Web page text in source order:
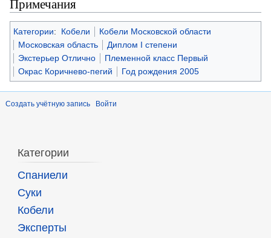
Примечания
Категории: Кобели
Кобели Московской области
Московская область
Диплом I степени
Экстерьер Отлично
Племенной класс Первый
Окрас Коричнево-пегий
Год рождения 2005
Создать учётную запись Войти
Категории
Спаниели
Суки
Кобели
Эксперты